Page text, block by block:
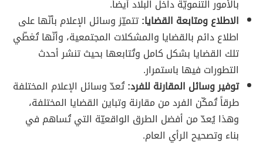
بالأمور التنمويّة داخل البلاد أيضاً.
الاطلاع ومتابعة القضايا:تتميّز وسائل الإعلام بأنّها على
اطلاع دائم بالقضايا والمشكلات المجتمعية، وأنّها تُغطّي
تلك القضايا بشكل كامل وتُتابعها بحيث تنشر أحدث
التطورات فيها باستمرار.
توفير وسائل المقارنة للفرد:تُعدّ وسائل الإعلام المختلفة
طرقاً تُمكّن الفرد من مقارنة وتباين القضايا المختلفة،
وهذا يُعدّ من أفضل الطرق الواقعيّة التي تُساهم في
بناء وتصحيح الرأي العام.